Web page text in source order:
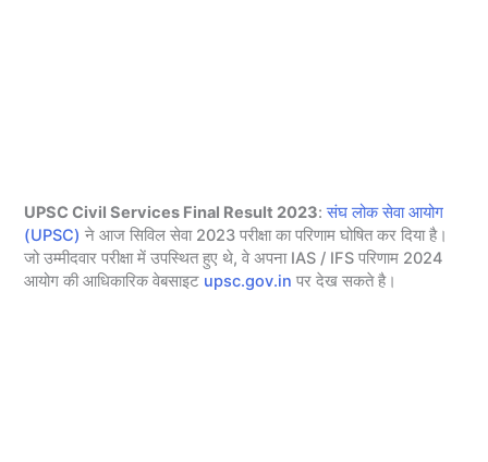
UPSC Civil Services Final Result 2023:संघ लोक सेवा आयोग
(UPSC) ने आज सिविल सेवा 2023 परीक्षा का परिणाम घोषित कर दिया है।
जो उम्मीदवार परीक्षा में उपस्थित हुए थे, वे अपना IAS / IFS परिणाम 2024
आयोग की आधिकारिक वेबसाइट upsc.gov.in पर देख सकते है।